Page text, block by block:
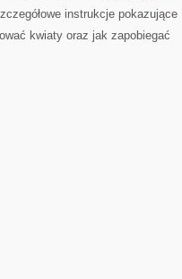
instrukcje pokazujące
kwiaty oraz jak zapobiegać